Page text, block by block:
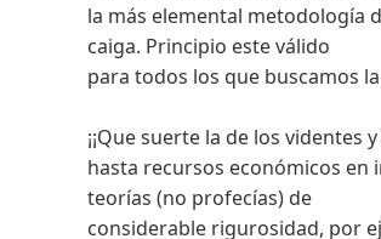
la más elemental metodología
caiga. Principio este válido
para todos los que buscamos
¡¡Que suerte la de los
hasta recursos económicos
teorías (no profecías) de
considerable rigurosidad, por